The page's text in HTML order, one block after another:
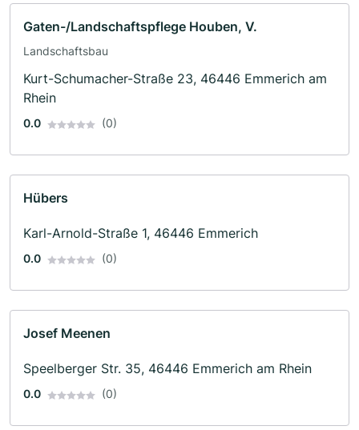
Gaten-/Landschaftspflege Houben, V.
Landschaftsbau
Kurt-Schumacher-Straße 23, 46446 Emmerich am
Rhein
0.0 (0)
Hübers
Karl-Arnold-Straße 1, 46446 Emmerich
0.0 (0)
Josef Meenen
Speelberger Str. 35, 46446 Emmerich am Rhein
0.0 (0)